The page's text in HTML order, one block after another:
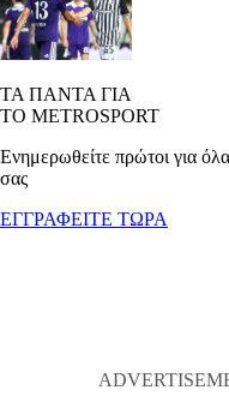
ΤΑ ΠΑΝΤΑ ΓΙΑ
ΤΟ METROSPORT
Ενημερωθείτε πρώτοι για
σας
ΕΓΓΡΑΦΕΙΤΕ ΤΩΡΑ